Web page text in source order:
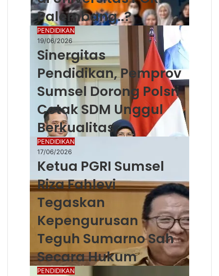
Palembang..?
PENDIDIKAN
19/06/2026
Sinergitas
Pendidikan, Pemprov
Sumsel Dorong Polsri
Cetak SDM Unggul
Berkualitas
PENDIDIKAN
17/06/2026
Ketua PGRI Sumsel
Riza Fahlevi
Tegaskan
Kepengurusan
Teguh Sumarno Sah
Secara Hukum
PENDIDIKAN